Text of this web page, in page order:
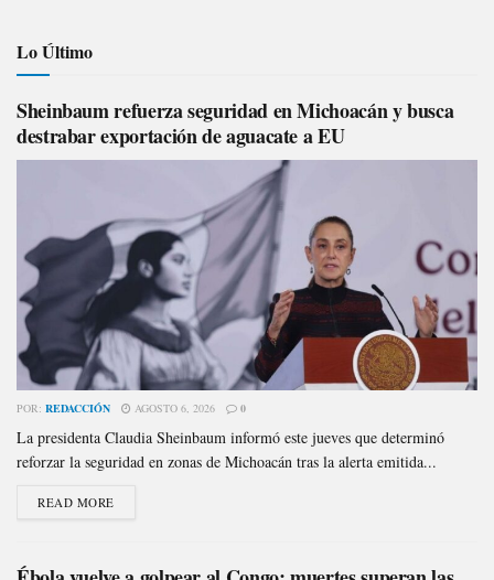
Lo Último
Sheinbaum refuerza seguridad en Michoacán y busca
destrabar exportación de aguacate a EU
POR: REDACCIÓN AGOSTO 6, 2026 0
La presidenta Claudia Sheinbaum informó este jueves que determinó
reforzar la seguridad en zonas de Michoacán tras la alerta emitida...
READ MORE